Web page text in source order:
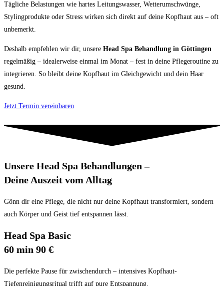
Tägliche Belastungen wie hartes Leitungswasser, Wetterumschwünge,
Stylingprodukte oder Stress wirken sich direkt auf deine Kopfhaut aus – oft
unbemerkt.
Deshalb empfehlen wir dir, unsere Head Spa Behandlung in Göttingen
regelmäßig – idealerweise einmal im Monat – fest in deine Pflegeroutine zu
integrieren. So bleibt deine Kopfhaut im Gleichgewicht und dein Haar
gesund.
Jetzt Termin vereinbaren
Unsere Head Spa Behandlungen –
Deine Auszeit vom Alltag
Gönn dir eine Pflege, die nicht nur deine Kopfhaut transformiert, sondern
auch Körper und Geist tief entspannen lässt.
Head Spa Basic
60 min 90 €
Die perfekte Pause für zwischendurch – intensives Kopfhaut-
Tiefenreinigungsritual trifft auf pure Entspannung.